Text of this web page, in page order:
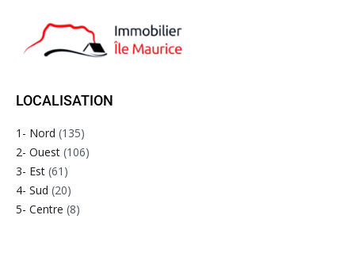
LOCALISATION
1- Nord (135)
2- Ouest (106)
3- Est (61)
4- Sud (20)
5- Centre (8)